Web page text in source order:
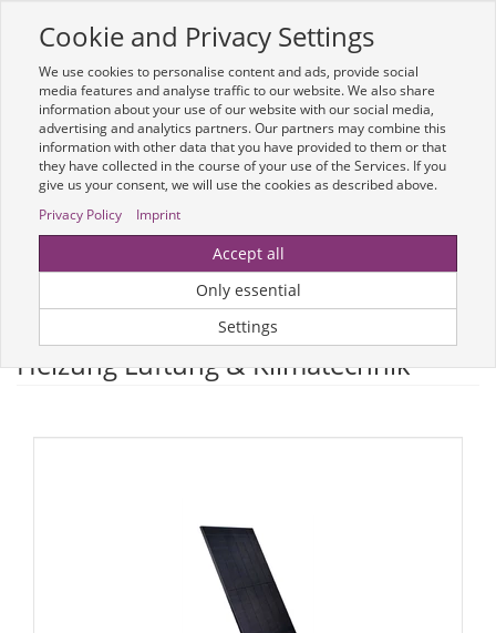
Zur mobilen Kompaktversion (Login erforderlich)
Toggle
navigation
Um weitere Artikelinformationen zu erhalten, melden Sie sich bitte am
System an.Zur Anmeldung
Heizung Lüftung & Klimatechnik
Cookie and Privacy Settings
We use cookies to personalise content and ads, provide social
media features and analyse traffic to our website. We also share
information about your use of our website with our social media,
advertising and analytics partners. Our partners may combine this
information with other data that you have provided to them or that
they have collected in the course of your use of the Services. If you
give us your consent, we will use the cookies as described above.
Privacy Policy
Imprint
Accept all
Only essential
Settings